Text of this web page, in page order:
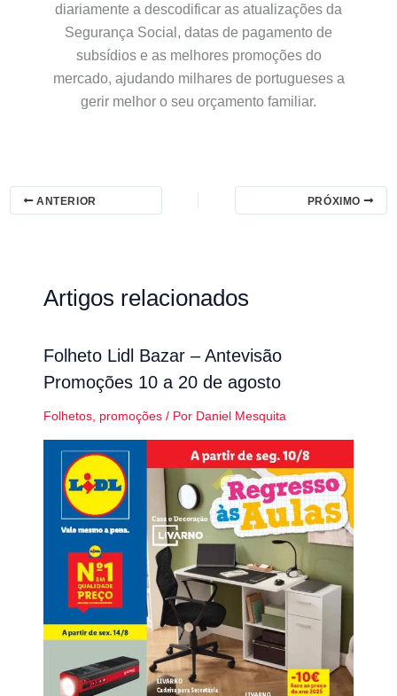
diariamente a descodificar as atualizações da
Segurança Social, datas de pagamento de
subsídios e as melhores promoções do
mercado, ajudando milhares de portugueses a
gerir melhor o seu orçamento familiar.
ANTERIOR PRÓXIMO
Artigos relacionados
Folheto Lidl Bazar – Antevisão
Promoções 10 a 20 de agosto
Folhetos, promoções/ Por Daniel Mesquita